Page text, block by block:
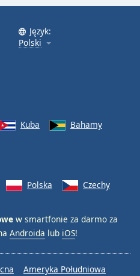
Język:
Polski
Kuba
Bahamy
Polska Czechy
w smartfonie za darmo za
Androida lub iOS!
Ameryka Południowa